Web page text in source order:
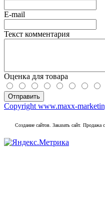
E-mail
Текст комментария
Оценка для товара
Copyright www.maxx-
Создание сайтов. Заказать сайт. Продажа